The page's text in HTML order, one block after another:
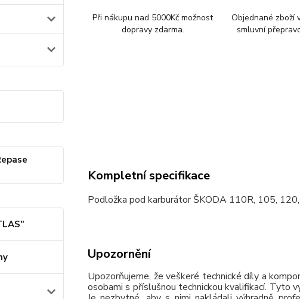
Při nákupu nad 5000Kč možnost
dopravy zdarma.
Objednané zboží
smluvní
Kompletní specifikace
Podložka pod karburátor ŠKODA 110R, 105,
Upozornění
Upozorňujeme, že veškeré technické díly a
osobami s příslušnou technickou kvalifikací. Tyto